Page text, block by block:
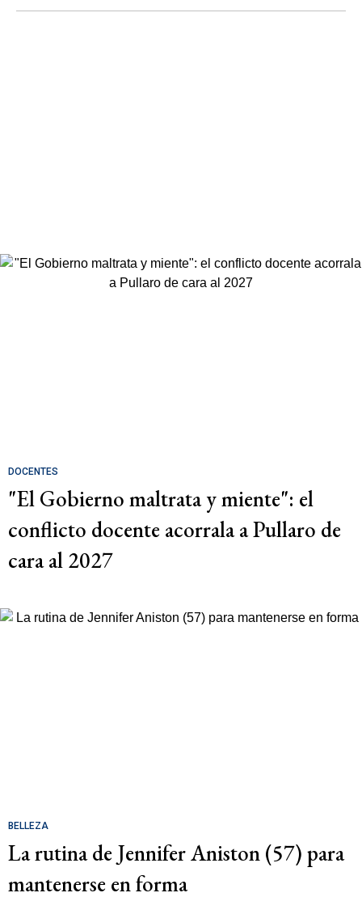
DOCENTES
"El Gobierno maltrata y miente": el
conflicto docente acorrala a Pullaro de
cara al 2027
BELLEZA
La rutina de Jennifer Aniston (57) para
mantenerse en forma